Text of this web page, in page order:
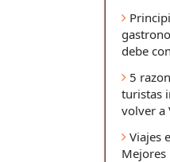
debe
5
turistas
volver a
Viajes
Mejores